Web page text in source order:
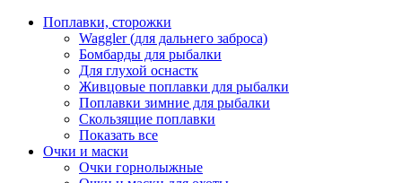
Поплавки, сторожки
Waggler (для дальнего заброса)
Бомбарды для рыбалки
Для глухой оснастк
Живцовые поплавки для рыбалки
Поплавки зимние для рыбалки
Скользящие поплавки
Показать все
Очки и маски
Очки горнолыжные